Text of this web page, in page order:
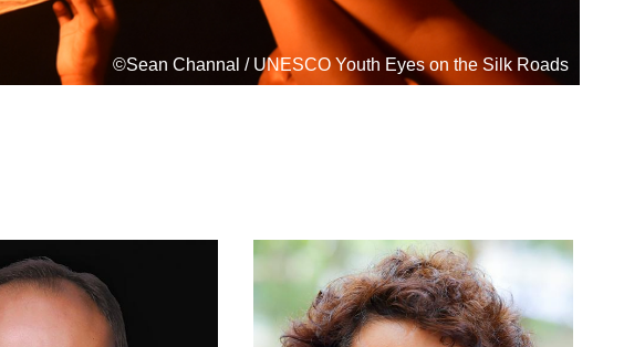
©Sean Channal / UNESCO Youth Eyes on the Silk Roads